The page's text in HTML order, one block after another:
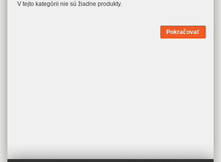
V tejto kategórii nie sú žiadne produkty.
Pokračovať